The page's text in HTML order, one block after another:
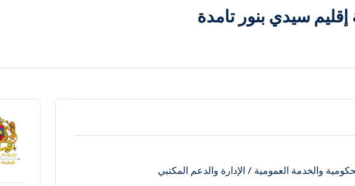
سيدي بنور تامدة
والخدمة العمومية/الإدارة والدعم المكتبي